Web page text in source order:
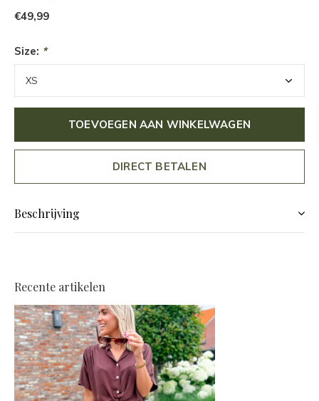
€49,99
Size: *
TOEVOEGEN AAN WINKELWAGEN
DIRECT BETALEN
Beschrijving
Recente artikelen